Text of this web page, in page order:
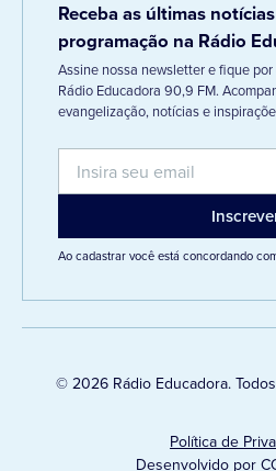
Receba as últimas
programação na Rádio
Assine nossa newsletter e fique
Rádio Educadora 90,9 FM.
evangelização, notícias e
Ao cadastrar você está concordando
© 2026 Rádio Educadora.
Política de
Desenvolvido por